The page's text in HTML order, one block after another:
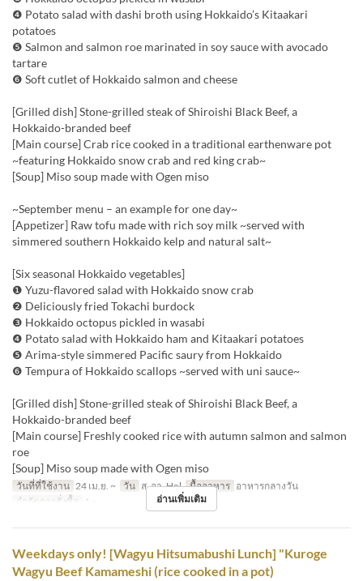
❹ Potato salad with dashi broth using Hokkaido’s Kitaakari
potatoes
❺ Salmon and salmon roe marinated in soy sauce with avocado
tartare
❻ Soft cutlet of Hokkaido salmon and cheese
[Grilled dish] Stone-grilled steak of Shiroishi Black Beef, a
Hokkaido-branded beef
[Main course] Crab rice cooked in a traditional earthenware pot
~featuring Hokkaido snow crab and red king crab~
[Soup] Miso soup made with Ogen miso
~September menu – an example for one day~
[Appetizer] Raw tofu made with rich soy milk ~served with
simmered southern Hokkaido kelp and natural salt~
[Six seasonal Hokkaido vegetables]
❶ Yuzu-flavored salad with Hokkaido snow crab
❷ Deliciously fried Tokachi burdock
❸ Hokkaido octopus pickled in wasabi
❹ Potato salad with Hokkaido ham and Kitaakari potatoes
❺ Arima-style simmered Pacific saury from Hokkaido
❻ Tempura of Hokkaido scallops ~served with uni sauce~
[Grilled dish] Stone-grilled steak of Shiroishi Black Beef, a
Hokkaido-branded beef
[Main course] Freshly cooked rice with autumn salmon and salmon
roe
[Soup] Miso soup made with Ogen miso
วันที่ที่ใช้งาน 24 เม.ย. ~ วัน ส, อา, Hol มื้ออาหาร อาหารกลางวัน
จำกัดการสั่งซื้อ
1 ~ อ่านเพิ่มเติม
Weekdays only! [Wagyu Hitsumabushi Lunch] "Kuroge
Wagyu Beef Kamameshi (rice cooked in a pot)